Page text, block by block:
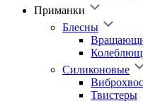
Приманки
Блесны
Силиконовые
Твистеры